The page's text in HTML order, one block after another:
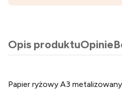
Opis produktuOpinie
Papier ryżowy A3